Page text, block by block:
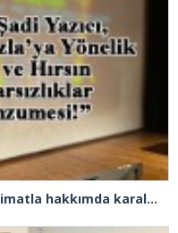
Şadi Yazıcı, “Silivri’den alınan talimatla hakkımda karalama kampanyası yürütülüyor”